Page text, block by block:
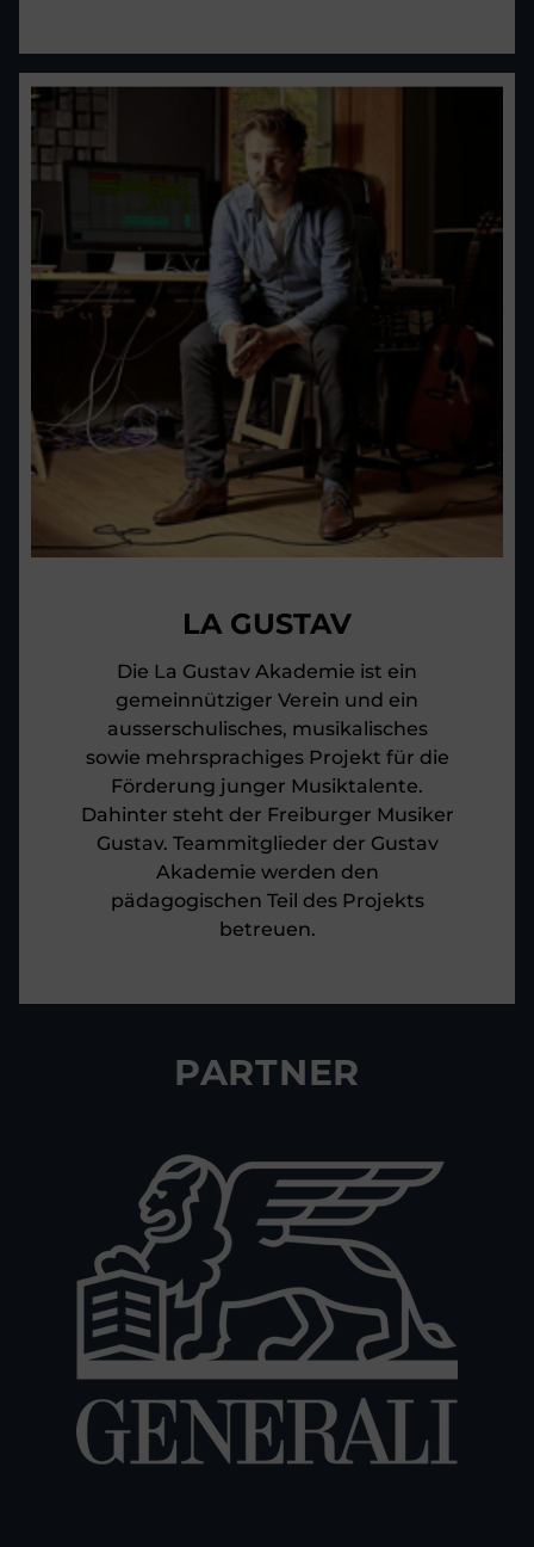
LA GUSTAV
Die La Gustav Akademie ist ein
gemeinnütziger Verein und ein
ausserschulisches, musikalisches
sowie mehrsprachiges Projekt für die
Förderung junger Musiktalente.
Dahinter steht der Freiburger Musiker
Gustav. Teammitglieder der Gustav
Akademie werden den
pädagogischen Teil des Projekts
betreuen.
PARTNER